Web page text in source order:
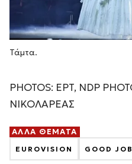
Τάμτα.
PHOTOS: ΕΡΤ, NDP
ΝΙΚΟΛΑΡΕΑΣ
ΑΛΛΑ ΘΕΜΑΤΑ
EUROVISION GOOD